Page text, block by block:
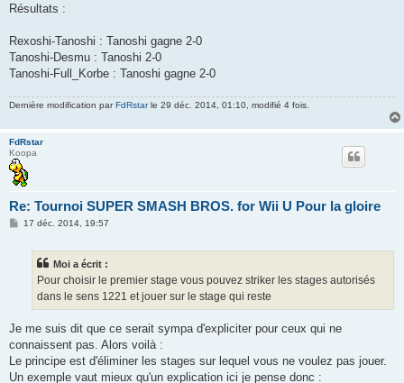
Résultats :
Rexoshi-Tanoshi : Tanoshi gagne 2-0
Tanoshi-Desmu : Tanoshi 2-0
Tanoshi-Full_Korbe : Tanoshi gagne 2-0
Dernière modification parFdRstarle 29 déc. 2014, 01:10, modifié 4 fois.
FdRstar
Koopa
Re: Tournoi SUPER SMASH BROS. for Wii U Pour la gloire
M17 déc. 2014, 19:57
Moi a écrit :
Pour choisir le premier stage vous pouvez striker les stages autorisés
dans le sens 1221 et jouer sur le stage qui reste
Je me suis dit que ce serait sympa d'expliciter pour ceux qui ne
connaissent pas. Alors voilà :
Le principe est d'éliminer les stages sur lequel vous ne voulez pas jouer.
Un exemple vaut mieux qu'un explication ici je pense donc :